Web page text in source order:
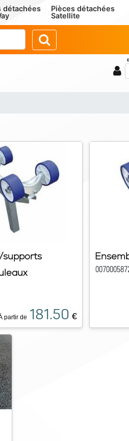
détachées
Pièces détachées
Satellite
supports
partir de 181.50 €